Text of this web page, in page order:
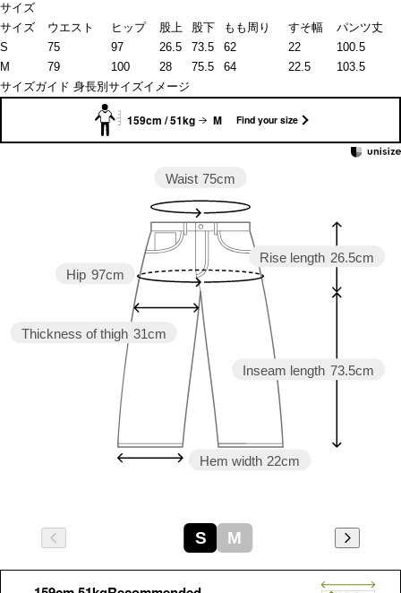
サイズ
サイズ
ウエスト ヒップ 股上 股下 もも周り すそ幅
パンツ丈
S
75 97 26.5 73.5 62 22
100.5
M
79 100 28 75.5 64 22.5
103.5
サイズガイド 身長別サイズイメージ
159cm / 51kg M Find your size
Inseam length 73.5cm
Rise length 26.5cm
Hem width 22cm
Thickness of thigh 31cm
Hip 97cm
Waist 75cm
S M